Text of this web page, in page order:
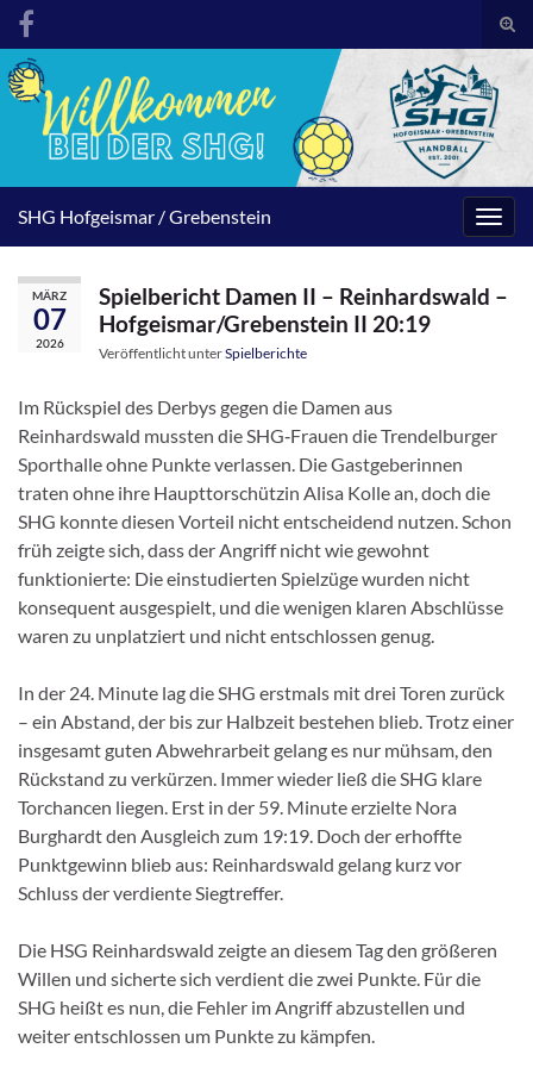
SHG Hofgeismar / Grebenstein
MÄRZ
07
2026
Spielbericht Damen II – Reinhardswald –
Hofgeismar/Grebenstein II 20:19
Veröffentlicht unterSpielberichte
Im Rückspiel des Derbys gegen die Damen aus
Reinhardswald mussten die SHG‑Frauen die Trendelburger
Sporthalle ohne Punkte verlassen. Die Gastgeberinnen
traten ohne ihre Haupttorschützin Alisa Kolle an, doch die
SHG konnte diesen Vorteil nicht entscheidend nutzen. Schon
früh zeigte sich, dass der Angriff nicht wie gewohnt
funktionierte: Die einstudierten Spielzüge wurden nicht
konsequent ausgespielt, und die wenigen klaren Abschlüsse
waren zu unplatziert und nicht entschlossen genug.
In der 24. Minute lag die SHG erstmals mit drei Toren zurück
– ein Abstand, der bis zur Halbzeit bestehen blieb. Trotz einer
insgesamt guten Abwehrarbeit gelang es nur mühsam, den
Rückstand zu verkürzen. Immer wieder ließ die SHG klare
Torchancen liegen. Erst in der 59. Minute erzielte Nora
Burghardt den Ausgleich zum 19:19. Doch der erhoffte
Punktgewinn blieb aus: Reinhardswald gelang kurz vor
Schluss der verdiente Siegtreffer.
Die HSG Reinhardswald zeigte an diesem Tag den größeren
Willen und sicherte sich verdient die zwei Punkte. Für die
SHG heißt es nun, die Fehler im Angriff abzustellen und
weiter entschlossen um Punkte zu kämpfen.